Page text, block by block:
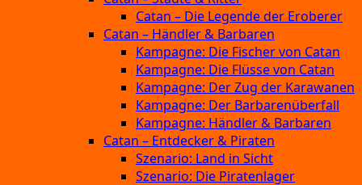
Catan – Die Legende der Eroberer
Catan – Händler & Barbaren
Kampagne: Die Fischer von Catan
Kampagne: Die Flüsse von Catan
Kampagne: Der Zug der Karawanen
Kampagne: Der Barbarenüberfall
Kampagne: Händler & Barbaren
Catan – Entdecker & Piraten
Szenario: Land in Sicht
Szenario: Die Piratenlager